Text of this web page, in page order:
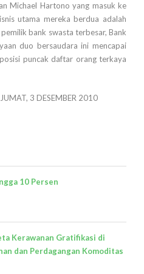
Michael Hartono yang masuk ke
utama mereka berdua adalah
bank swasta terbesar, Bank
duo bersaudara ini mencapai
puncak daftar orang terkaya
3 DESEMBER 2010
10 Persen
Kerawanan Gratifikasi di
dan Perdagangan Komoditas